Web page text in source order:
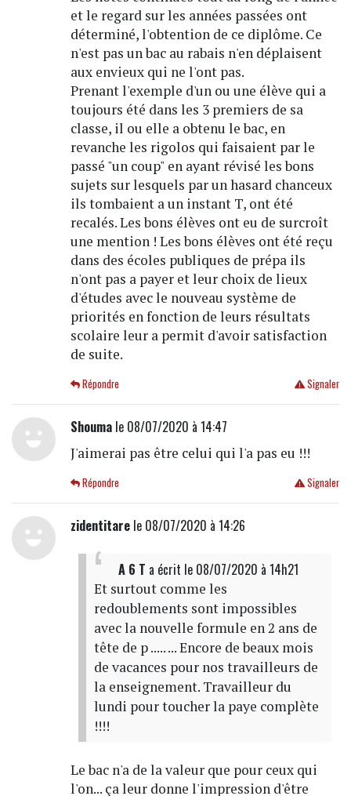
et le regard sur les années passées ont
déterminé, l'obtention de ce diplôme. Ce
n'est pas un bac au rabais n'en déplaisent
aux envieux qui ne l'ont pas.
Prenant l'exemple d'un ou une élève qui a
toujours été dans les 3 premiers de sa
classe, il ou elle a obtenu le bac, en
revanche les rigolos qui faisaient par le
passé "un coup" en ayant révisé les bons
sujets sur lesquels par un hasard chanceux
ils tombaient a un instant T, ont été
recalés. Les bons élèves ont eu de surcroît
une mention ! Les bons élèves ont été reçu
dans des écoles publiques de prépa ils
n'ont pas a payer et leur choix de lieux
d'études avec le nouveau système de
priorités en fonction de leurs résultats
scolaire leur a permit d'avoir satisfaction
de suite.
Signaler
Répondre
Shoumale 08/07/2020 à 14:47
J'aimerai pas être celui qui l'a pas eu !!!
Signaler
Répondre
zidentitarele 08/07/2020 à 14:26
A 6 T a écrit le 08/07/2020 à 14h21
Et surtout comme les
redoublements sont impossibles
avec la nouvelle formule en 2 ans de
tête de p ..... ... Encore de beaux mois
de vacances pour nos travailleurs de
la enseignement. Travailleur du
lundi pour toucher la paye complète
!!!!
Le bac n'a de la valeur que pour ceux qui
l'on... ça leur donne l'impression d'être